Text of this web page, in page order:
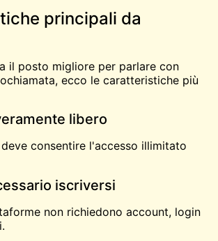
principali da
il posto migliore per parlare con
ecco le caratteristiche più
libero
consentire l'accesso illimitato
iscriversi
non richiedono account, login